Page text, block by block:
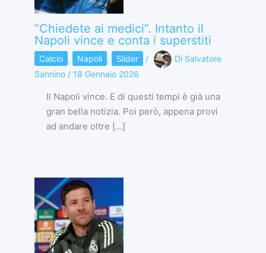
“Chiedete ai medici”. Intanto il
Napoli vince e conta i superstiti
Calcio , Napoli , Slider / Di Salvatore
Sannino / 18 Gennaio 2026
Il Napoli vince. E di questi tempi è già una
gran bella notizia. Poi però, appena provi
ad andare oltre […]